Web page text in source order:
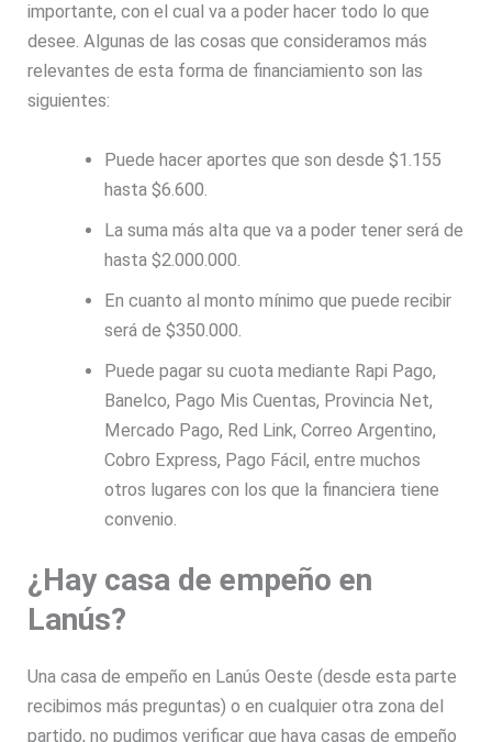
importante, con el cual va a poder hacer todo lo que
desee. Algunas de las cosas que consideramos más
relevantes de esta forma de financiamiento son las
siguientes:
Puede hacer aportes que son desde $1.155
hasta $6.600.
La suma más alta que va a poder tener será de
hasta $2.000.000.
En cuanto al monto mínimo que puede recibir
será de $350.000.
Puede pagar su cuota mediante Rapi Pago,
Banelco, Pago Mis Cuentas, Provincia Net,
Mercado Pago, Red Link, Correo Argentino,
Cobro Express, Pago Fácil, entre muchos
otros lugares con los que la financiera tiene
convenio.
¿Hay casa de empeño en
Lanús?
Una casa de empeño en Lanús Oeste (desde esta parte
recibimos más preguntas) o en cualquier otra zona del
partido, no pudimos verificar que haya casas de empeño